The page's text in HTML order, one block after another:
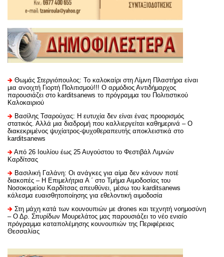
Θωμάς Στεργιόπουλος: Το καλοκαίρι στη Λίμνη Πλαστήρα είναι
μια ανοιχτή Γιορτή Πολιτισμού!!! Ο αρμόδιος Αντιδήμαρχος
παρουσιάζει στο karditsanews το πρόγραμμα του Πολιτιστικού
Καλοκαιριού
Βασίλης Τσαρούχας: Η ευτυχία δεν είναι ένας προορισμός
στατικός. Αλλά μια διαδρομή που καλλιεργείται καθημερινά – Ο
διακεκριμένος ψυχίατρος-ψυχοθεραπευτής αποκλειστικά στο
karditsanews
Από 26 Ιουλίου έως 25 Αυγούστου το Φεστιβάλ Λιμνών
Καρδίτσας
Βασιλική Γαλάνη: Οι ανάγκες για αίμα δεν κάνουν ποτέ
διακοπές – Η Επιμελήτρια Α ΄ στο Τμήμα Αιμοδοσίας του
Νοσοκομείου Καρδίτσας απευθύνει, μέσω του karditsanews
κάλεσμα ευαισθητοποίησης για εθελοντική αιμοδοσία
Στη μάχη κατά των κουνουπιών με drones και τεχνητή νοημοσύνη
– Ο Δρ. Σπυρίδων Μουρελάτος μας παρουσιάζει το νέο ενιαίο
πρόγραμμα καταπολέμησης κουνουπιών της Περιφέρειας
Θεσσαλίας